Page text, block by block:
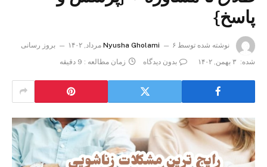
پاسخ}
نوشته شده توسط Nyusha Gholami ۶ مرداد, ۱۴۰۲
بروز رسانی
شده: ۳ بهمن, ۱۴۰۲ بدون دیدگاه زمان مطالعه : 9 دقیقه